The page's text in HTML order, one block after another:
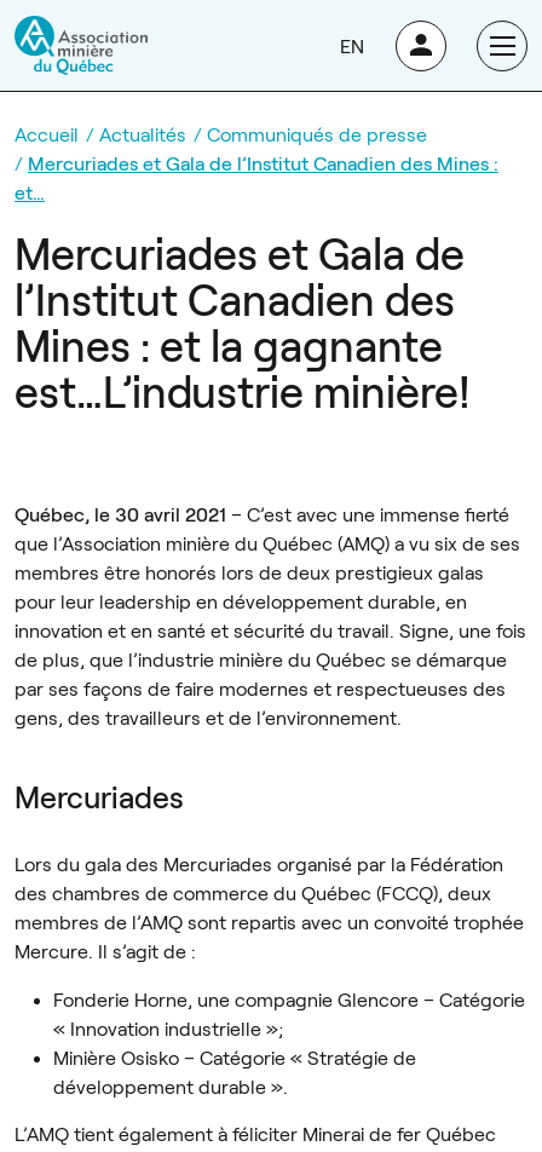
EN
Accueil Actualités
Communiqués de presse
Mercuriades et Gala de l’Institut Canadien des Mines :
et…
Mercuriades et Gala de
l’Institut Canadien des
Mines : et la gagnante
est…L’industrie minière!
Québec, le 30 avril 2021 – C’est avec une immense fierté
que l’Association minière du Québec (AMQ) a vu six de ses
membres être honorés lors de deux prestigieux galas
pour leur leadership en développement durable, en
innovation et en santé et sécurité du travail. Signe, une fois
de plus, que l’industrie minière du Québec se démarque
par ses façons de faire modernes et respectueuses des
gens, des travailleurs et de l’environnement.
Mercuriades
Lors du gala des Mercuriades organisé par la Fédération
des chambres de commerce du Québec (FCCQ), deux
membres de l’AMQ sont repartis avec un convoité trophée
Mercure. Il s’agit de :
Fonderie Horne, une compagnie Glencore – Catégorie
« Innovation industrielle »;
Minière Osisko – Catégorie « Stratégie de
développement durable ».
L’AMQ tient également à féliciter Minerai de fer Québec